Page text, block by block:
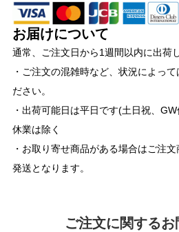
お届けについて
通常、ご注文日から1週間以内に出荷
・ご注文の混雑時など、状況によっ
ださい。
・出荷可能日は平日です(土日祝、
休業は除く
・お取り寄せ商品がある場合はご注
発送となります。
ご注文に関する